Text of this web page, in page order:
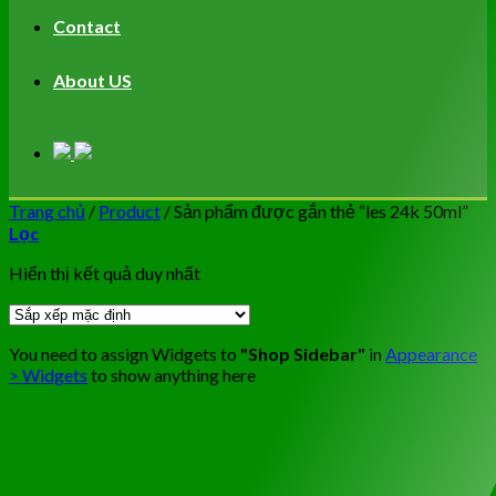
Contact
About US
Trang chủ / Product /Sản phẩm được gắn thẻ “les 24k 50ml”
Lọc
Hiển thị kết quả duy nhất
You need to assign Widgets to "Shop Sidebar" in Appearance
> Widgets to show anything here